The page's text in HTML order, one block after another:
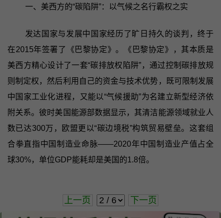
一、美西方的“碳陷阱”：以气候之名行霸权之实
发达国家与发展中国家经历了旷日持久的谈判，终于
在2015年签署了《巴黎协定》。《巴黎协定》，其本质是
美西方精心设计了一套“碳排放权陷阱”，通过控制碳排放规
则制定权，然后利用自己的资金与技术优势，既可限制发展
中国家工业化进程，又能以“气候援助”为名建立新型经济依
附关系。彼时美国能源部数据显示，其清洁能源领域就业人
数已达300万，欧盟更以“碳边境税”构筑贸易壁垒。这套组
合拳直指中国制造业命脉——2020年中国制造业产值占全
球30%，单位GDP能耗却是美国的1.8倍。
上一页 下一页